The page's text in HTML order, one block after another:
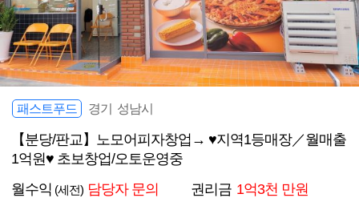
패스트푸드 경기 성남시
【분당/판교】노모어피자창업→ ♥지역1등매장／월매출
1억원♥ 초보창업/오토운영중
월수익 (세전) 담당자 문의 권리금 1억3천 만원